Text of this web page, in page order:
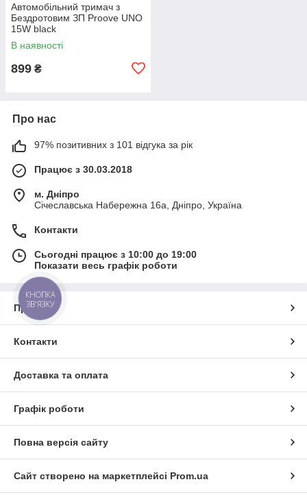
Автомобільний тримач з
Бездротовим ЗП Proove UNO
15W black
В наявності
899 ₴
Про нас
97% позитивних з 101 відгука за рік
Працює з 30.03.2018
м. Дніпро
Січеславська Набережна 16а, Дніпро, Україна
Контакти
Сьогодні працює з 10:00 до 19:00
Показати весь графік роботи
Про нас
Контакти
Доставка та оплата
Графік роботи
Повна версія сайту
Сайт створено на маркетплейсі Prom.ua
КНОПКА
ЗВ'ЯЗКУ